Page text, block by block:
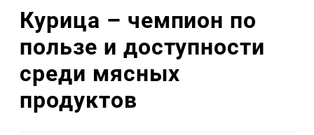
Курица – чемпион по
пользе и доступности
среди мясных
продуктов